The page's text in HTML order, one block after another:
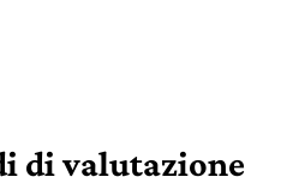
di valutazione